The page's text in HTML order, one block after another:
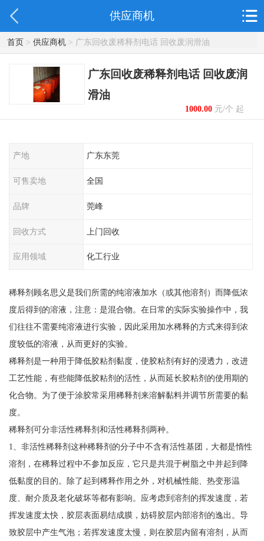
供应商机
首页> 供应商机> 广东回收废稀释剂电话 回收废润滑油
广东回收废稀释剂电话 回收废润
滑油
1000.00元/个 起
产地 广东东莞
可售卖地 全国
品牌 莞峰
回收方式 上门回收
应用领域 化工行业
稀释剂顾名思义是我们所需的纯溶液加水（或其他溶剂）而降低浓
度后得到的溶液，注意：是混合物。在日常的实际实验操作中，我
们往往不需要纯溶液进行实验，因此采用加水稀释的方式来得到浓
度较低的溶液，从而更好的实验。
稀释剂是一种用于降低胶粘剂黏度，使胶粘剂有好的浸透力，改进
工艺性能，有些能降低胶粘剂的活性，从而延长胶粘剂的使用期的
化合物。为了便于涂胶常采用稀释剂来溶解黏料并调节所需要的黏
度。
稀释剂可分非活性稀释剂和活性稀释剂两种。
1、非活性稀释剂这种稀释剂的分子中不含有活性基团，大都是惰性
溶剂，在稀释过程中不参加反应，它只是共混于树脂之中并起到降
低黏度的目的。除了起到稀释作用之外，对机械性能、热变形温
度、耐介质及老化破坏等都有影响。应考虑到溶剂的挥发速度，若
挥发速度太快，胶层表面易结成膜，妨碍胶层内部溶剂的逸出。导
致胶层中产生气泡；若挥发速度太慢，则在胶层内留有溶剂，从而